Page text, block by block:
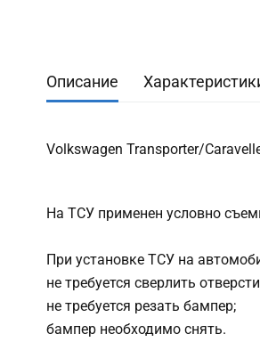
Описание
Volkswagen Transporter/
На ТСУ применен условно
При установке ТСУ на
не требуется сверлить
не требуется резать бампер;
бампер необходимо снять.